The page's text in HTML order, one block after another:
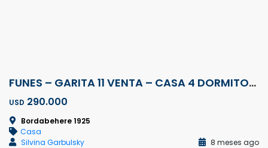
FUNES – GARITA 11 VENTA – CASA 4 DORMITORIOS + JARDÍN + PISCINA
USD 290.000
Bordabehere 1925
Casa
Silvina Garbulsky
8 meses ago